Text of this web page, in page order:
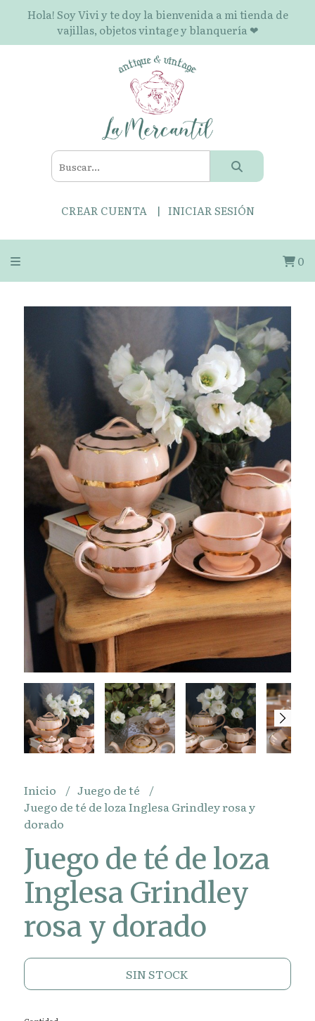
Hola! Soy Vivi y te doy la bienvenida a mi tienda de
vajillas, objetos vintage y blanquería ❤
CREAR CUENTA INICIAR SESIÓN
0
Inicio
Juego de té
Juego de té de loza Inglesa Grindley rosa y
dorado
Juego de té de loza
Inglesa Grindley
rosa y dorado
SIN STOCK